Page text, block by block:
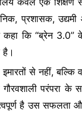
प्रशासक, उद्यमी
कहा कि “ब्रेन
है।
से नहीं, बल्कि
परंपरा के
है उस सफलता